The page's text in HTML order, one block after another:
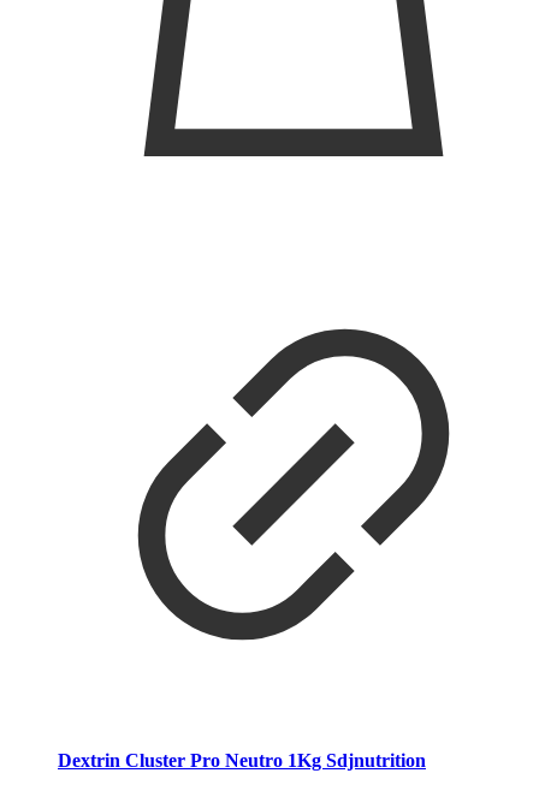
Dextrin Cluster Pro Neutro 1Kg Sdjnutrition